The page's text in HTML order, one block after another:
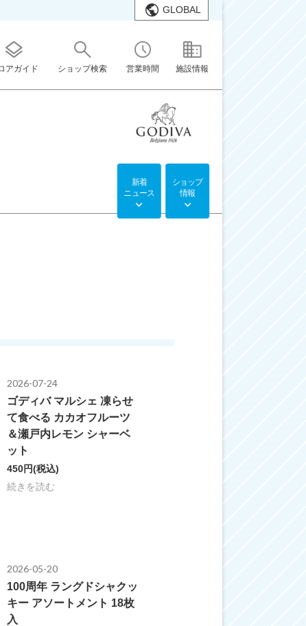
GLOBAL
アガイド ショップ検索 営業時間 施設情報
新着
ニュース
ショップ
情報
2026-07-24
ゴディバ マルシェ 凍らせ
て食べる カカオフルーツ
＆瀬戸内レモン シャーベ
ット
450円(税込)
続きを読む
2026-05-20
100周年 ラングドシャクッ
キー アソートメント 18枚
入